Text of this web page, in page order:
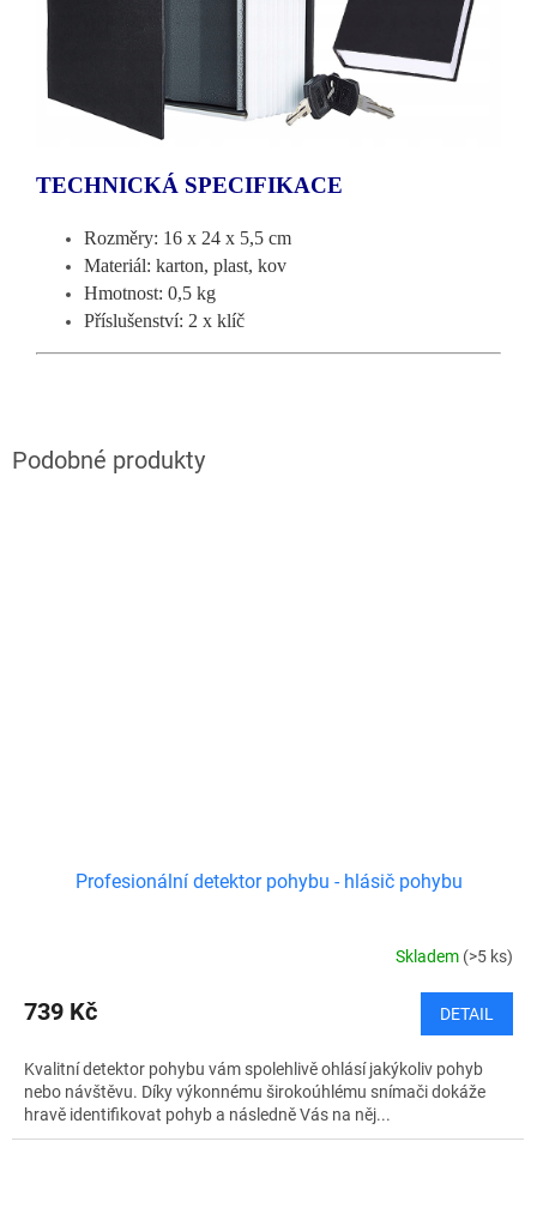
TECHNICKÁ SPECIFIKACE
Rozměry: 16 x 24 x 5,5 cm
Materiál: karton, plast, kov
Hmotnost: 0,5 kg
Příslušenství: 2 x klíč
Profesionální detektor pohybu - hlásič pohybu
Skladem (>5 ks)
739 Kč DETAIL
Kvalitní detektor pohybu vám spolehlivě ohlásí jakýkoliv pohyb
nebo návštěvu. Díky výkonnému širokoúhlému snímači dokáže
hravě identifikovat pohyb a následně Vás na něj...